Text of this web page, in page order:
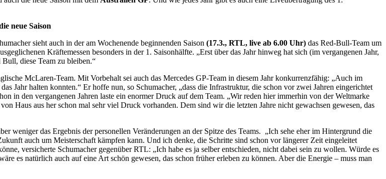
neue Saison
sieht auch in der am Wochenende beginnenden Saison (17.3., RTL, live ab 6.00 Uhr) das Red-Bull-Team um
Kräftemessen besonders in der 1. Saisonhälfte. „Erst über das Jahr hinweg hat sich (im vergangenen Jahr,
diese Team zu bleiben.“
McLaren-Team. Mit Vorbehalt sei auch das Mercedes GP-Team in diesem Jahr konkurrenzfähig: „Auch im
Jahr halten konnten.“ Er hoffe nun, so Schumacher, „dass die Infrastruktur, die schon vor zwei Jahren eingerichtet
in den vergangenen Jahren laste ein enormer Druck auf dem Team. „Wir reden hier immerhin von der Weltmarke
Haus aus her schon mal sehr viel Druck vorhanden. Dem sind wir die letzten Jahre nicht gewachsen gewesen, das
weniger das Ergebnis der personellen Veränderungen an der Spitze des Teams. „Ich sehe eher im Hintergrund die
auch um Meisterschaft kämpfen kann. Und ich denke, die Schritte sind schon vor längerer Zeit eingeleitet
versicherte Schumacher gegenüber RTL: „Ich habe es ja selber entschieden, nicht dabei sein zu wollen. Würde es
es natürlich auch auf eine Art schön gewesen, das schon früher erleben zu können. Aber die Energie – muss man